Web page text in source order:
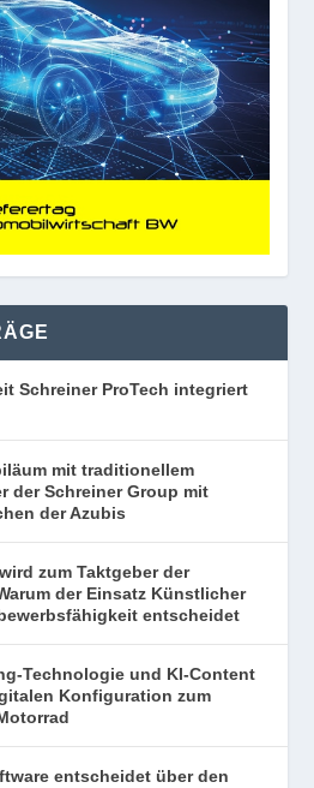
Schreiner ProTech integriert
mit traditionellem
der Schreiner Group mit
der Azubis
zum Taktgeber der
der Einsatz Künstlicher
entscheidet
Technologie und KI-Content
Konfiguration zum
entscheidet über den